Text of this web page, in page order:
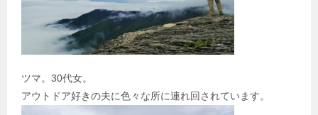
ツマ。30代女。
アウトドア好きの夫に色々な所に連れ回されています。